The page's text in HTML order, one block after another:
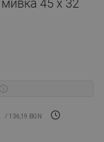
45 x 32
/ 136,19 BGN